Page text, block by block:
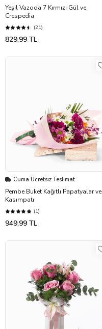
Yeşil Vazoda 7 Kırmızı Gül ve
Crespedia
(21)
829,99 TL
Cuma Ücretsiz Teslimat
Pembe Buket Kağıtlı Papatyalar ve
Kasımpatı
(1)
949,99 TL